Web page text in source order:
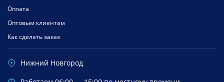
Оплата
Оптовым клиентам
Как сделать заказ
Нижний Новгород